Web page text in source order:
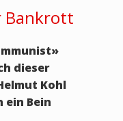
Bankrott
dieser
Kohl
ein Bein